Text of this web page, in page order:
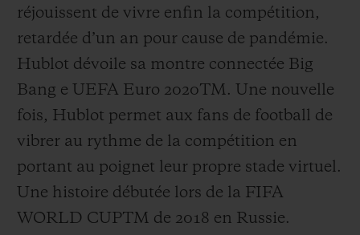
réjouissent de vivre enfin la compétition,
retardée d’un an pour cause de pandémie.
Hublot dévoile sa montre connectée Big
Bang e UEFA Euro 2020TM. Une nouvelle
fois, Hublot permet aux fans de football de
vibrer au rythme de la compétition en
portant au poignet leur propre stade virtuel.
Une histoire débutée lors de la FIFA
WORLD CUPTM de 2018 en Russie.